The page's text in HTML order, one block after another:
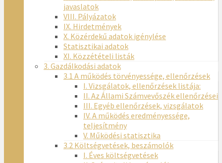
javaslatok
VIII. Pályázatok
IX. Hirdetmények
X. Közérdekű adatok igénylése
Statisztikai adatok
XI. Közzétételi listák
3. Gazdálkodási adatok
3.1 A működés törvényessége, ellenőrzések
I. Vizsgálatok, ellenőrzések listája:
II. Az Állami Számvevőszék ellenőrzései
III. Egyéb ellenőrzések, vizsgálatok
IV. A működés eredményessége,
teljesítmény
V. Működési statisztika
3.2 Költségvetések, beszámolók
I. Éves költségvetések